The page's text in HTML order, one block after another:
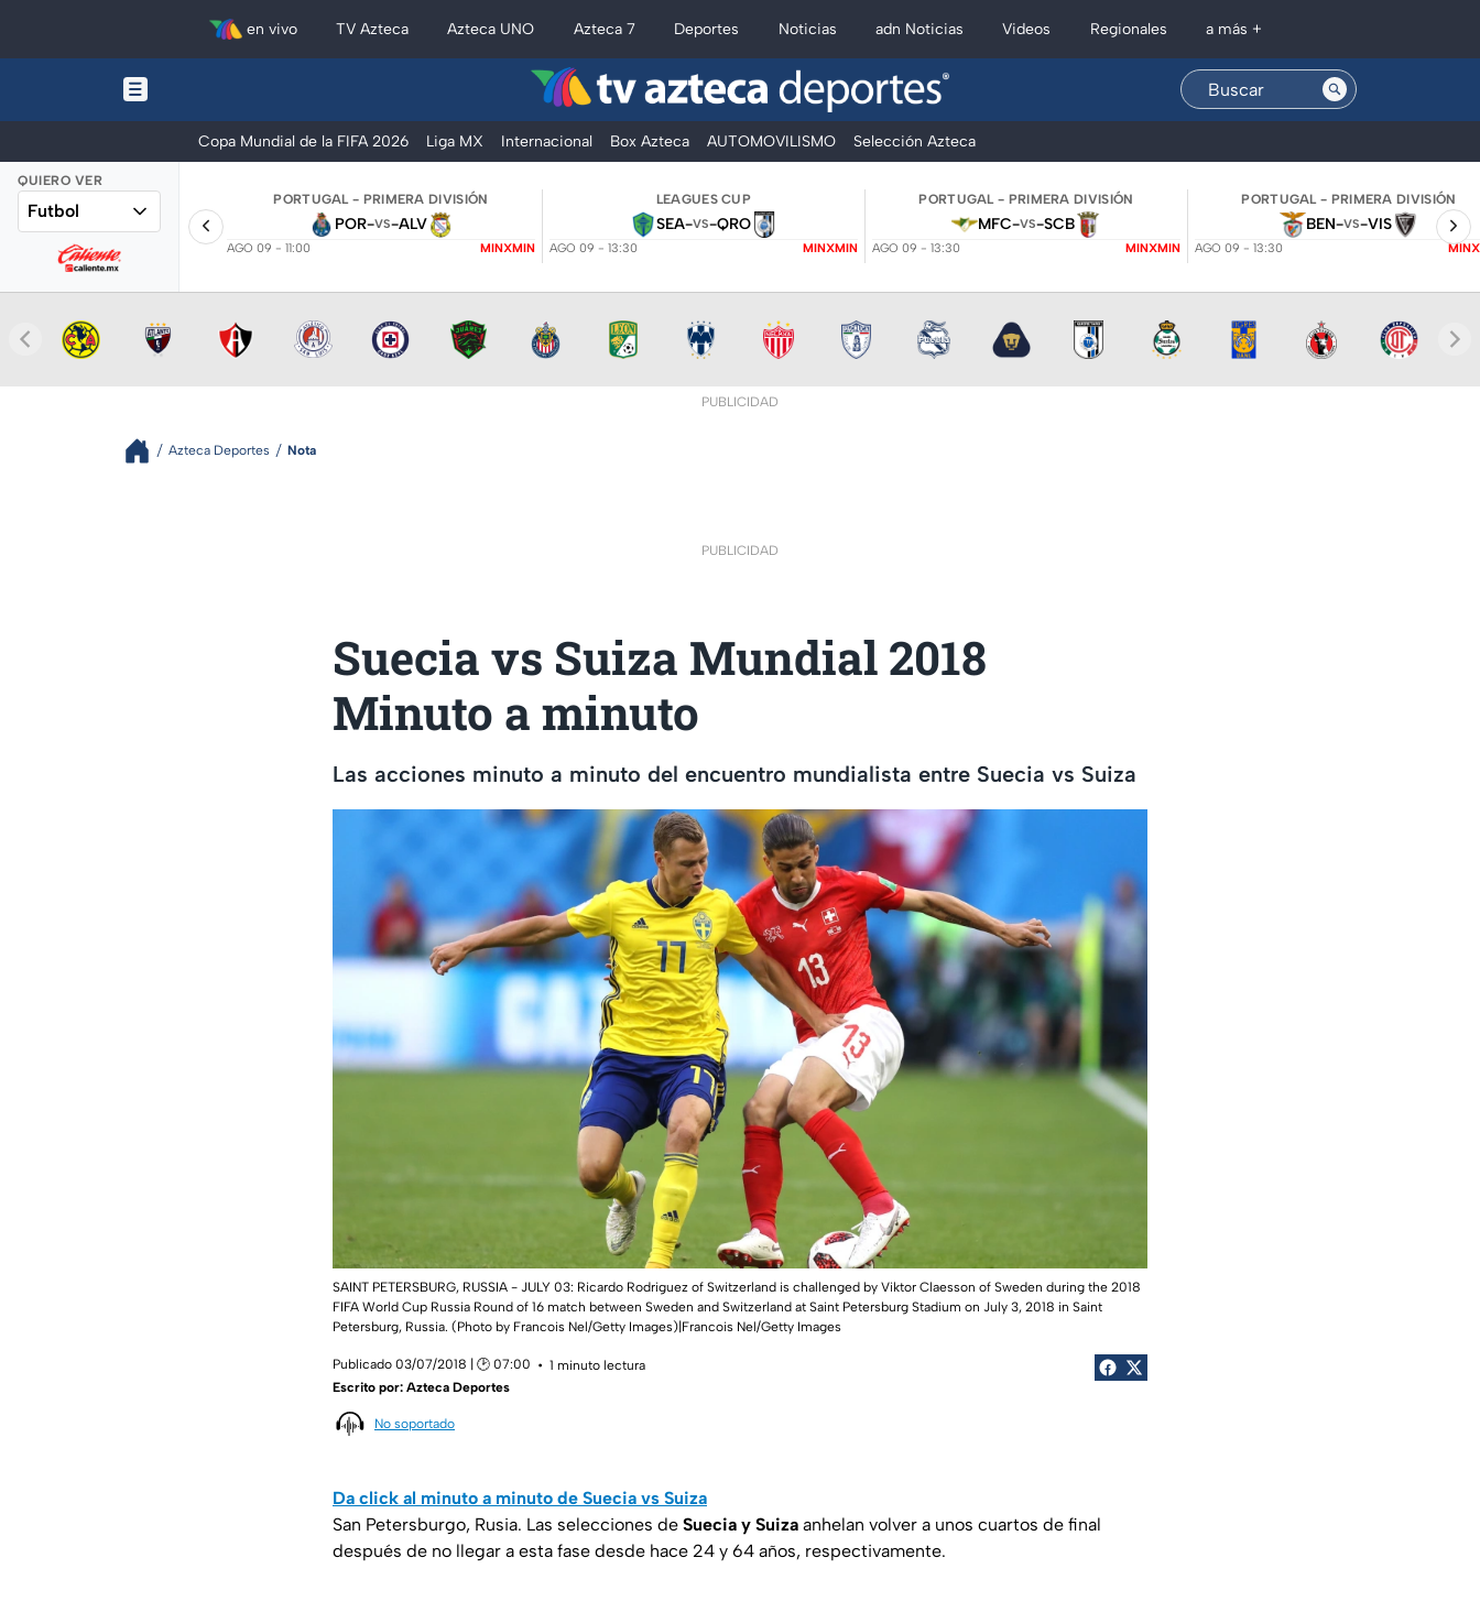
en vivo TV Azteca Azteca UNO Azteca 7 Deportes Noticias adn Noticias Videos Regionales a más +
Copa Mundial de la FIFA 2026 Liga MX Internacional Box Azteca AUTOMOVILISMO Selección Azteca
QUIERO VER
Futbol
PORTUGAL - PRIMERA DIVISIÓN
POR-VS-ALV
AGO 09 - 11:00 MINXMIN
LEAGUES CUP
SEA-VS-QRO
AGO 09 - 13:30 MINXMIN
PORTUGAL - PRIMERA DIVISIÓN
MFC-VS-SCB
AGO 09 - 13:30 MINXMIN
PORTUGAL - PRIMERA DIVISIÓN
BEN-VS-VIS
AGO 09 - 13:30
PUBLICIDAD
Azteca Deportes Nota
PUBLICIDAD
Suecia vs Suiza Mundial 2018
Minuto a minuto
Las acciones minuto a minuto del encuentro mundialista entre Suecia vs Suiza
SAINT PETERSBURG, RUSSIA - JULY 03: Ricardo Rodriguez of Switzerland is challenged by Viktor Claesson of Sweden during the 2018
FIFA World Cup Russia Round of 16 match between Sweden and Switzerland at Saint Petersburg Stadium on July 3, 2018 in Saint
Petersburg, Russia. (Photo by Francois Nel/Getty Images)|Francois Nel/Getty Images
Publicado 03/07/2018 | 🕑 07:00
1 minuto lectura
Escrito por: Azteca Deportes
No soportado
Da click al minuto a minuto de Suecia vs Suiza
San Petersburgo, Rusia. Las selecciones de Suecia y Suiza anhelan volver a unos cuartos de final
después de no llegar a esta fase desde hace 24 y 64 años, respectivamente.